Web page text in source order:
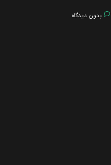
بدون دیدگاه